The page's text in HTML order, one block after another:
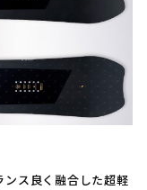
ンス良く融合した超軽